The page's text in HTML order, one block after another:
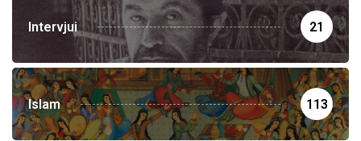
Intervjui 21
Islam 113